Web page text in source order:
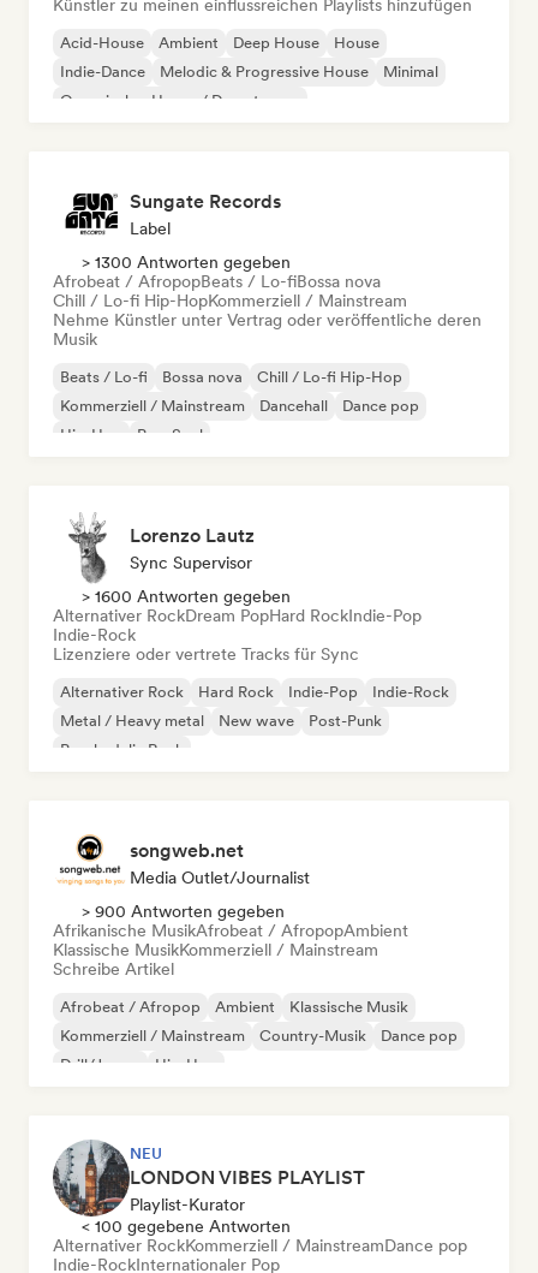
Künstler zu meinen einflussreichen Playlists hinzufügen
Acid-House Ambient Deep House
House
Indie-Dance
Melodic & Progressive House
Minimal
Organischer House / Downtempo
Sungate Records
Label
> 1300 Antworten gegeben
Afrobeat / AfropopBeats / Lo-fiBossa nova
Chill / Lo-fi Hip-HopKommerziell / Mainstream
Nehme Künstler unter Vertrag oder veröffentliche deren
Musik
Beats / Lo-fi Bossa nova
Chill / Lo-fi Hip-Hop
Kommerziell / Mainstream
Dancehall
Dance pop
Hip-Hop
Pop-Soul
Lorenzo Lautz
Sync Supervisor
> 1600 Antworten gegeben
Alternativer RockDream PopHard RockIndie-Pop
Indie-Rock
Lizenziere oder vertrete Tracks für Sync
Alternativer Rock Hard Rock Indie-Pop
Indie-Rock
Metal / Heavy metal
New wave
Post-Punk
Psychedelic Rock
songweb.net
Media Outlet/Journalist
> 900 Antworten gegeben
Afrikanische MusikAfrobeat / AfropopAmbient
Klassische MusikKommerziell / Mainstream
Schreibe Artikel
Afrobeat / Afropop Ambient
Klassische Musik
Kommerziell / Mainstream
Country-Musik
Dance pop
Drill/Jersey
Hip-Hop
NEU
LONDON VIBES PLAYLIST
Playlist-Kurator
< 100 gegebene Antworten
Alternativer RockKommerziell / MainstreamDance pop
Indie-RockInternationaler Pop